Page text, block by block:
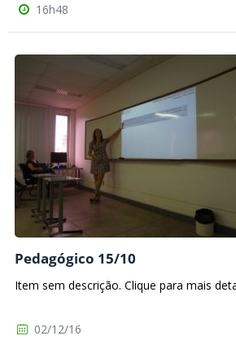
16h48
Pedagógico 15/10
Item sem descrição. Clique para mais
02/12/16